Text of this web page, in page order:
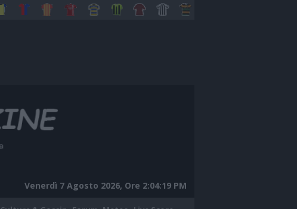
Venerdì 7 Agosto 2026, Ore 2:04:20 PM